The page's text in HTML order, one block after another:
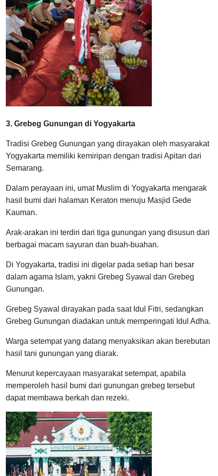
3. Grebeg Gunungan di Yogyakarta
Tradisi Grebeg Gunungan yang dirayakan oleh masyarakat
Yogyakarta memiliki kemiripan dengan tradisi Apitan dari
Semarang.
Dalam perayaan ini, umat Muslim di Yogyakarta mengarak
hasil bumi dari halaman Keraton menuju Masjid Gede
Kauman.
Arak-arakan ini terdiri dari tiga gunungan yang disusun dari
berbagai macam sayuran dan buah-buahan.
Di Yogyakarta, tradisi ini digelar pada setiap hari besar
dalam agama Islam, yakni Grebeg Syawal dan Grebeg
Gunungan.
Grebeg Syawal dirayakan pada saat Idul Fitri, sedangkan
Grebeg Gunungan diadakan untuk memperingati Idul Adha.
Warga setempat yang datang menyaksikan akan berebutan
hasil tani gunungan yang diarak.
Menurut kepercayaan masyarakat setempat, apabila
memperoleh hasil bumi dari gunungan grebeg tersebut
dapat membawa berkah dan rezeki.